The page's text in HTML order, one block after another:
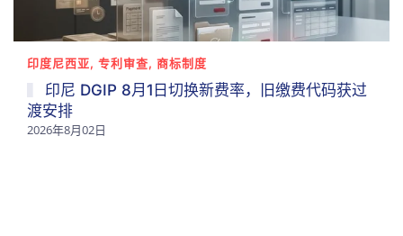
印度尼西亚, 专利审查, 商标制度
印尼 DGIP 8月1日切换新费率，旧缴费代码获过
渡安排
2026年8月02日